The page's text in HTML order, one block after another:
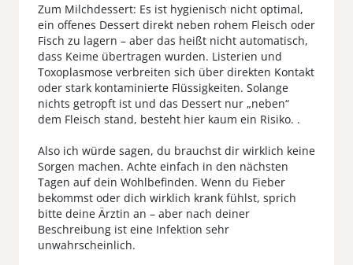
Zum Milchdessert: Es ist hygienisch nicht optimal,
ein offenes Dessert direkt neben rohem Fleisch oder
Fisch zu lagern – aber das heißt nicht automatisch,
dass Keime übertragen wurden. Listerien und
Toxoplasmose verbreiten sich über direkten Kontakt
oder stark kontaminierte Flüssigkeiten. Solange
nichts getropft ist und das Dessert nur „neben“
dem Fleisch stand, besteht hier kaum ein Risiko. .
Also ich würde sagen, du brauchst dir wirklich keine
Sorgen machen. Achte einfach in den nächsten
Tagen auf dein Wohlbefinden. Wenn du Fieber
bekommst oder dich wirklich krank fühlst, sprich
bitte deine Ärztin an – aber nach deiner
Beschreibung ist eine Infektion sehr
unwahrscheinlich.